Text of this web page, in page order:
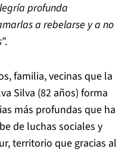
profunda
a rebelarse y a no
”.
familia, vecinas que la
Silva (82 años) forma
más profundas que ha
de luchas sociales y
territorio que gracias al